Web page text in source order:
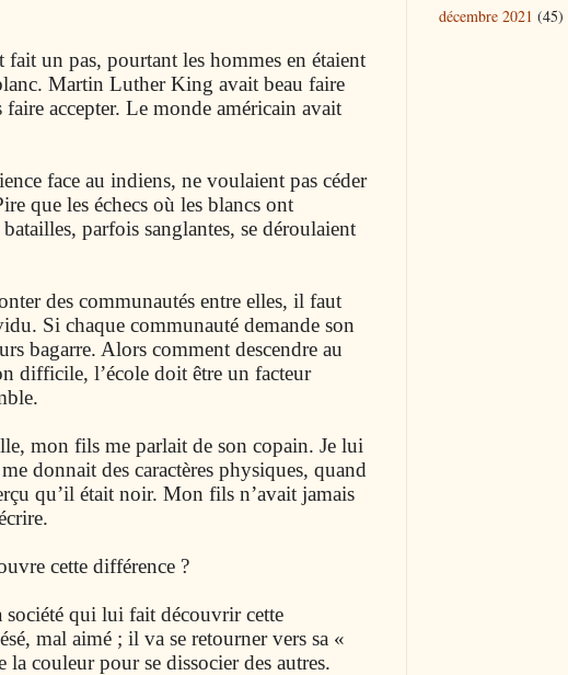
un pas, pourtant les hommes en étaient
Martin Luther King avait beau faire
faire accepter. Le monde américain avait
face au indiens, ne voulaient pas céder
que les échecs où les blancs ont
parfois sanglantes, se déroulaient
des communautés entre elles, il faut
Si chaque communauté demande son
bagarre. Alors comment descendre au
difficile, l’école doit être un facteur
mon fils me parlait de son copain. Je lui
donnait des caractères physiques, quand
qu’il était noir. Mon fils n’avait jamais
cette différence ?
société qui lui fait découvrir cette
mal aimé ; il va se retourner vers sa «
couleur pour se dissocier des autres.
décembre 2021 (45)